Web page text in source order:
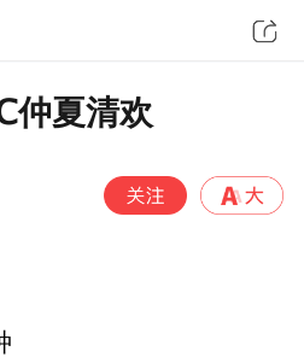
仲夏清欢